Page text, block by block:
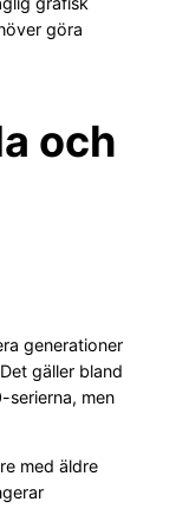
göra
och
generationer
gäller bland
men
med äldre